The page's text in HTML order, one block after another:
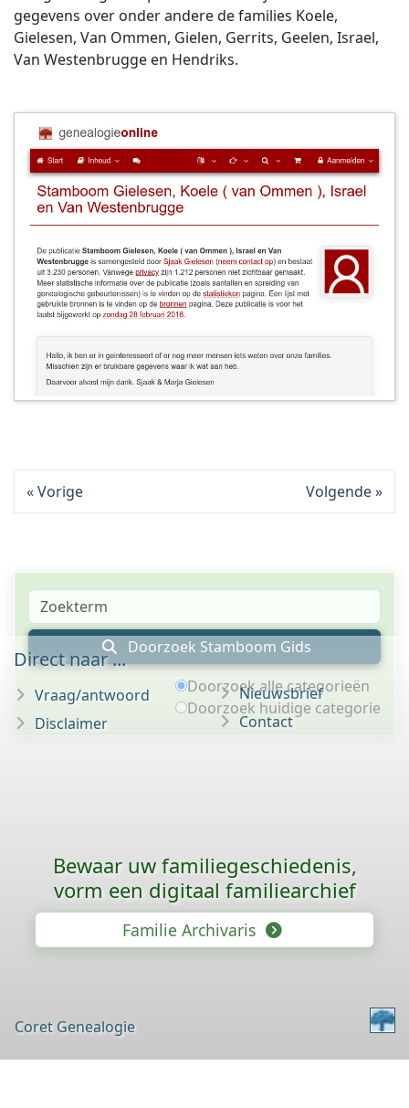
gegevens over onder andere de families Koele,
Gielesen, Van Ommen, Gielen, Gerrits, Geelen, Israel,
Van Westenbrugge en Hendriks.
Vorige Volgende
Doorzoek Stamboom Gids
Doorzoek alle categorieën
Doorzoek huidige categorie
Direct naar ...
Vraag/antwoord
Disclaimer
Nieuwsbrief
Contact
Bewaar uw familie­geschiedenis,
vorm een digitaal familiearchief
Familie Archivaris
Coret Genealogie